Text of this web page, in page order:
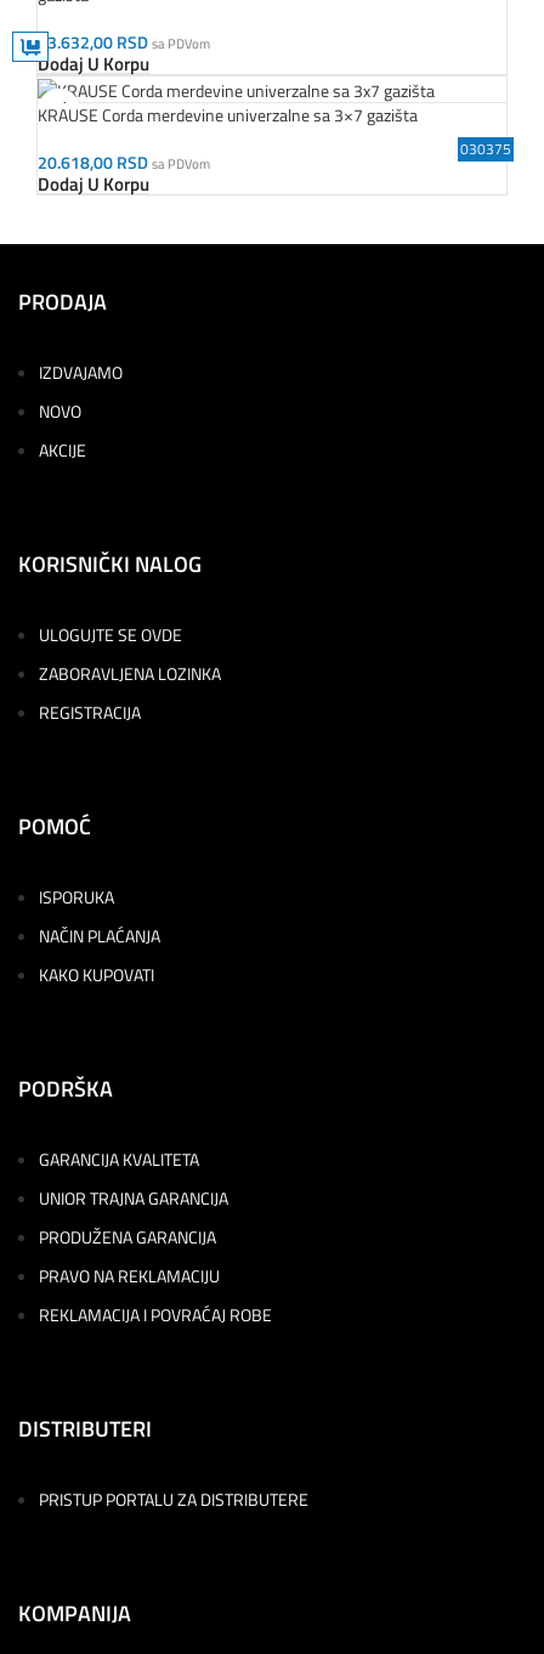
170071
133755
170088
120335
129789
000729
73.632,00RSDsa PDVom
Dodaj U Korpu
133700
KRAUSE Corda merdevine univerzalne sa 3×7 gazišta
20.618,00RSDsa PDVom
Dodaj U Korpu
030375
PRODAJA
IZDVAJAMO
NOVO
AKCIJE
KORISNIČKI NALOG
ULOGUJTE SE OVDE
ZABORAVLJENA LOZINKA
REGISTRACIJA
POMOĆ
ISPORUKA
NAČIN PLAĆANJA
KAKO KUPOVATI
PODRŠKA
GARANCIJA KVALITETA
UNIOR TRAJNA GARANCIJA
PRODUŽENA GARANCIJA
PRAVO NA REKLAMACIJU
REKLAMACIJA I POVRAĆAJ ROBE
DISTRIBUTERI
PRISTUP PORTALU ZA DISTRIBUTERE
KOMPANIJA